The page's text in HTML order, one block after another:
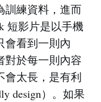
訓練資料，進而
短影片是以手機
會看到一則內
對於每一則內容
會太長，是有利
design）。如果